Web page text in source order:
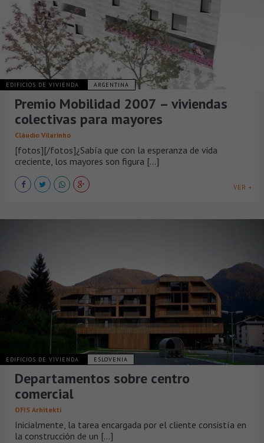
EDIFICIOS DE VIVIENDA ARGENTINA
Premio Mobilidad 2007 – viviendas
colectivas para mayores
Cláudio Vilarinho
[fotos][/fotos]¿Sabía que con la esperanza de vida
creciente, los mayores son figura [...]
VER +
EDIFICIOS DE VIVIENDA ESLOVENIA
Departamentos sobre centro
comercial
OFIS Arhitekti
Inicialmente, la tarea encargada por el cliente consistía en
la construcción de un [...]